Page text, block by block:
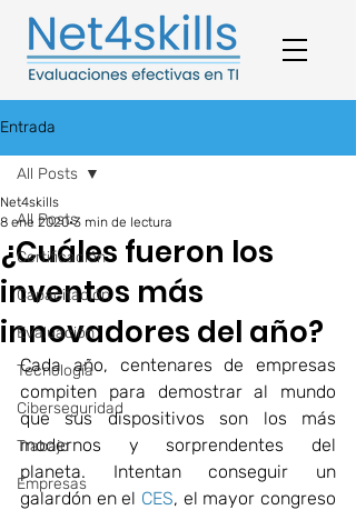
Entrada
All Posts
Certificación
Capacitación
Evaluación
Tecnología
Ciberseguridad
Trabajo
Empresas
All Posts
¿Cuáles fueron los
inventos más
innovadores del año?
Net4skills
8 ene 2020 3 min de lectura
Cada año, centenares de empresas
compiten para demostrar al mundo
que sus dispositivos son los más
modernos y sorprendentes del
planeta. Intentan conseguir un
galardón en el CES, el mayor congreso